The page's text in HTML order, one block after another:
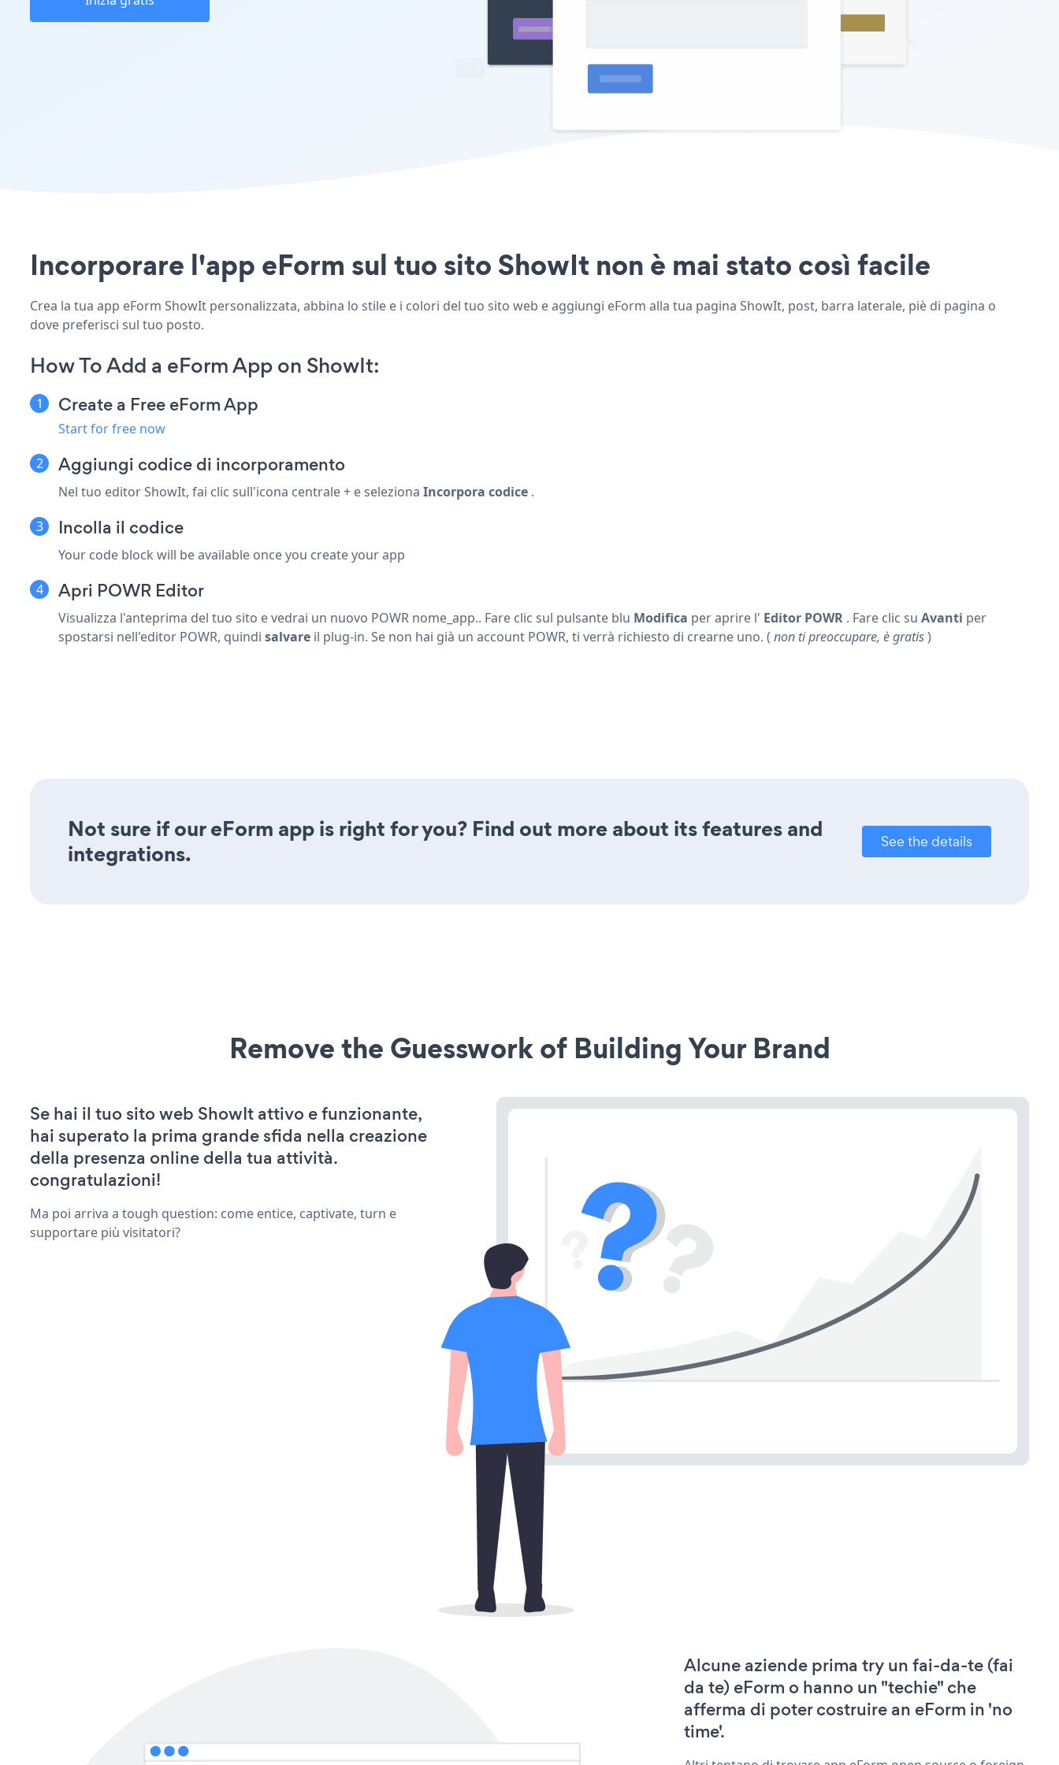
Incorporare l'app eForm sul tuo sito ShowIt non è mai stato così facile
Crea la tua app eForm ShowIt personalizzata, abbina lo stile e i colori del tuo sito web e aggiungi eForm alla tua pagina ShowIt, post, barra laterale, piè di pagina o
dove preferisci sul tuo posto.
How To Add a eForm App on ShowIt:
Create a Free eForm App
Start for free now
Aggiungi codice di incorporamento
Nel tuo editor ShowIt, fai clic sull'icona centrale + e seleziona Incorpora codice .
Incolla il codice
Your code block will be available once you create your app
Apri POWR Editor
Visualizza l'anteprima del tuo sito e vedrai un nuovo POWR nome_app.. Fare clic sul pulsante blu Modifica per aprire l' Editor POWR . Fare clic su Avanti per
spostarsi nell'editor POWR, quindi salvare il plug-in. Se non hai già un account POWR, ti verrà richiesto di crearne uno. ( non ti preoccupare, è gratis)
Not sure if our eForm app is right for you? Find out more about its features and
integrations.
See the details
Remove the Guesswork of Building Your Brand
Se hai il tuo sito web ShowIt attivo e funzionante,
hai superato la prima grande sfida nella creazione
della presenza online della tua attività.
congratulazioni!
Ma poi arriva a tough question: come entice, captivate, turn e
supportare più visitatori?
Alcune aziende prima try un fai-da-te (fai
da te) eForm o hanno un "techie" che
afferma di poter costruire an eForm in 'no
time'.